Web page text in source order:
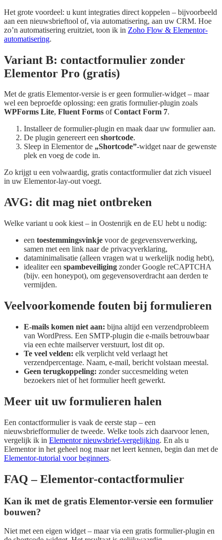
Het grote voordeel: u kunt integraties direct koppelen – bijvoorbeeld
aan een nieuwsbrieftool of, via automatisering, aan uw CRM. Hoe
zo’n automatisering eruitziet, toon ik in Zoho Flow & Elementor-
automatisering.
Variant B: contactformulier zonder
Elementor Pro (gratis)
Met de gratis Elementor-versie is er geen formulier-widget – maar
wel een beproefde oplossing: een gratis formulier-plugin zoals
WPForms Lite, Fluent Forms ofContact Form 7.
Installeer de formulier-plugin en maak daar uw formulier aan.
De plugin genereert een shortcode.
Sleep in Elementor de „Shortcode”-widget naar de gewenste
plek en voeg de code in.
Zo krijgt u een volwaardig, gratis contactformulier dat zich visueel
in uw Elementor-lay-out voegt.
AVG: dit mag niet ontbreken
Welke variant u ook kiest – in Oostenrijk en de EU hebt u nodig:
een toestemmingsvinkje voor de gegevensverwerking,
samen met een link naar de privacyverklaring,
dataminimalisatie (alleen vragen wat u werkelijk nodig hebt),
idealiter een spambeveiliging zonder Google reCAPTCHA
(bijv. een honeypot), om gegevensoverdracht aan derden te
vermijden.
Veelvoorkomende fouten bij formulieren
E-mails komen niet aan: bijna altijd een verzendprobleem
van WordPress. Een SMTP-plugin die e-mails betrouwbaar
via een echte mailserver verstuurt, lost dit op.
Te veel velden: elk verplicht veld verlaagt het
verzendpercentage. Naam, e-mail, bericht volstaan meestal.
Geen terugkoppeling: zonder succesmelding weten
bezoekers niet of het formulier heeft gewerkt.
Meer uit uw formulieren halen
Een contactformulier is vaak de eerste stap – een
nieuwsbriefformulier de tweede. Welke tools zich daarvoor lenen,
vergelijk ik in Elementor nieuwsbrief-vergelijking. En als u
Elementor in het geheel nog maar net leert kennen, begin dan met de
Elementor-tutorial voor beginners.
FAQ – Elementor-contactformulier
Kan ik met de gratis Elementor-versie een formulier
bouwen?
Niet met een eigen widget – maar via een gratis formulier-plugin en